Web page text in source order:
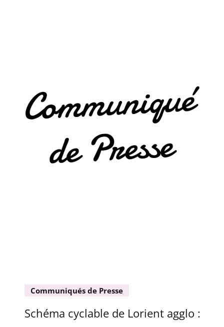
Communiqués de Presse
Schéma cyclable de Lorient agglo :